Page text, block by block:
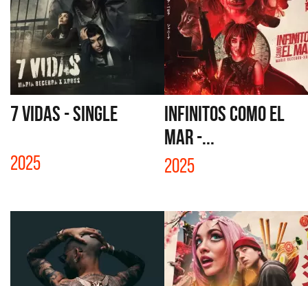
7 VIDAS - SINGLE
2025
INFINITOS COMO EL
MAR -...
2025